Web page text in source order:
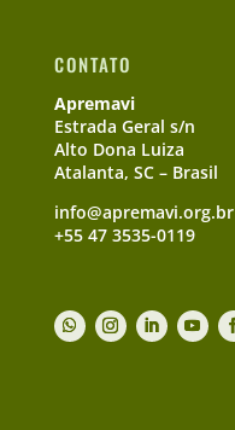
CONTATO
Apremavi
Estrada Geral s/n
Alto Dona Luiza
Atalanta, SC – Brasil
info@apremavi.org.br
+55 47 3535-0119